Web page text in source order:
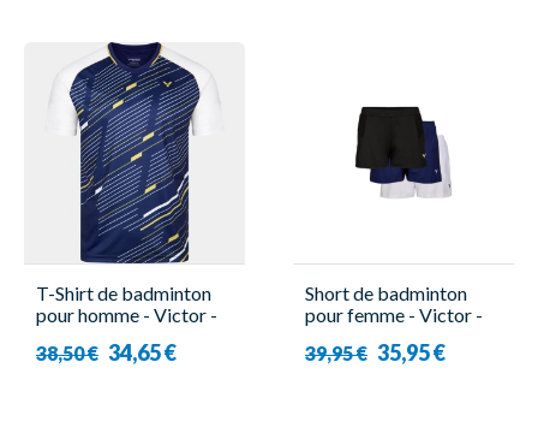
T-Shirt de badminton
pour homme - Victor -
38,50 € 34,65 €
Short de badminton
pour femme - Victor -
39,95 € 35,95 €